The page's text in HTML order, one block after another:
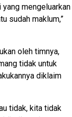
mengeluarkan
sudah maklum,”
oleh timnya,
tidak untuk
diklaim
tidak, kita tidak